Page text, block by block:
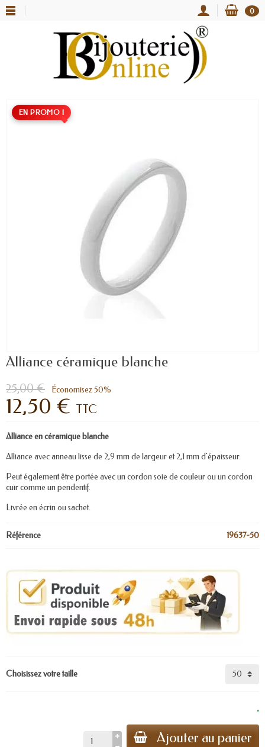
0
EN PROMO !
Alliance céramique blanche
25,00 € Économisez 50%
12,50 € TTC
Alliance en céramique blanche
Alliance avec anneau lisse de 2,9 mm de largeur et 2,1 mm d'épaisseur.
Peut également être portée avec un cordon soie de couleur ou un cordon
cuir comme un pendentif.
Livrée en écrin ou sachet.
Référence 19637-50
Choisissez votre taille
.
Ajouter au panier